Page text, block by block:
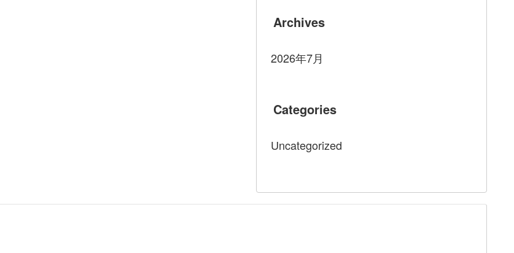
Archives
2026年7月
Categories
Uncategorized